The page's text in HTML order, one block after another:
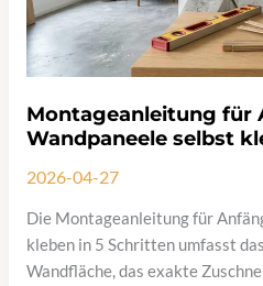
Montageanleitung für
Wandpaneele selbst
2026-04-27
Die Montageanleitung für
kleben in 5 Schritten umfasst
Wandfläche, das exakte